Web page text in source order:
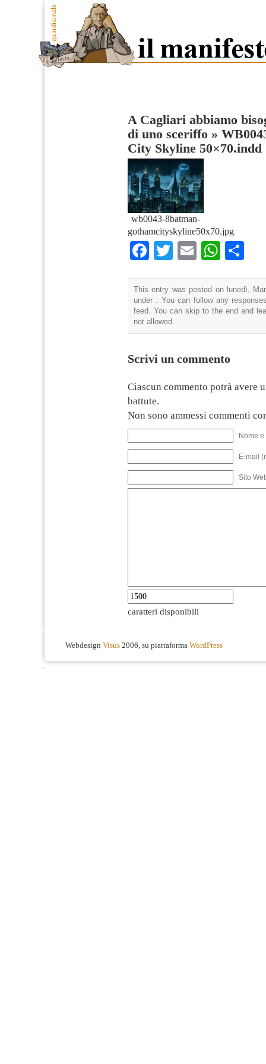
A Cagliari abbiamo
di uno sceriffo »
City Skyline 50×70.indd
wb0043-8batman-
gothamcityskyline50x70.jpg
Facebook
TwitterEmail
This entry was posted on lunedì,
under . You can follow any
feed. You can skip to the end and
not allowed.
Scrivi un commento
Ciascun commento potrà avere
battute.
Non sono ammessi commenti
Nome
E-mail
Sito
caratteri disponibili
Webdesign Visus 2006, su piattaforma WordPress